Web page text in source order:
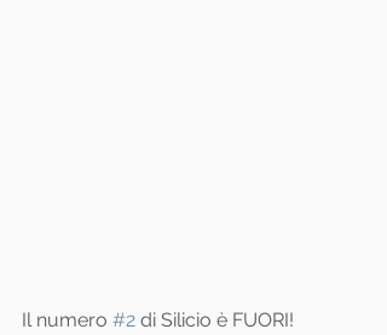
Il numero #2 di Silicio è FUORI!